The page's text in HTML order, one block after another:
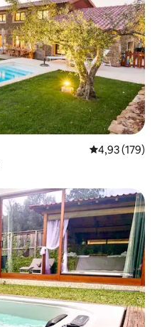
4,93 de uma
4,93 (179)